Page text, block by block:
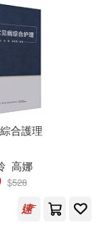
合護理
高娜
$528